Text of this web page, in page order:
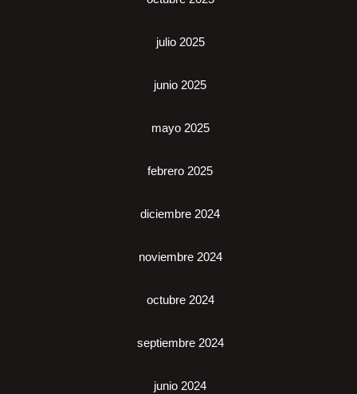
julio 2025
junio 2025
mayo 2025
febrero 2025
diciembre 2024
noviembre 2024
octubre 2024
septiembre 2024
junio 2024